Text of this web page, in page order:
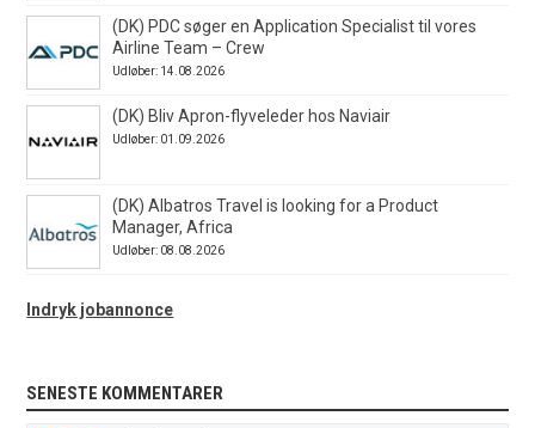
(DK) PDC søger en Application Specialist til vores
Airline Team – Crew
Udløber: 14.08.2026
(DK) Bliv Apron-flyveleder hos Naviair
Udløber: 01.09.2026
(DK) Albatros Travel is looking for a Product
Manager, Africa
Udløber: 08.08.2026
Indryk jobannonce
SENESTE KOMMENTARER